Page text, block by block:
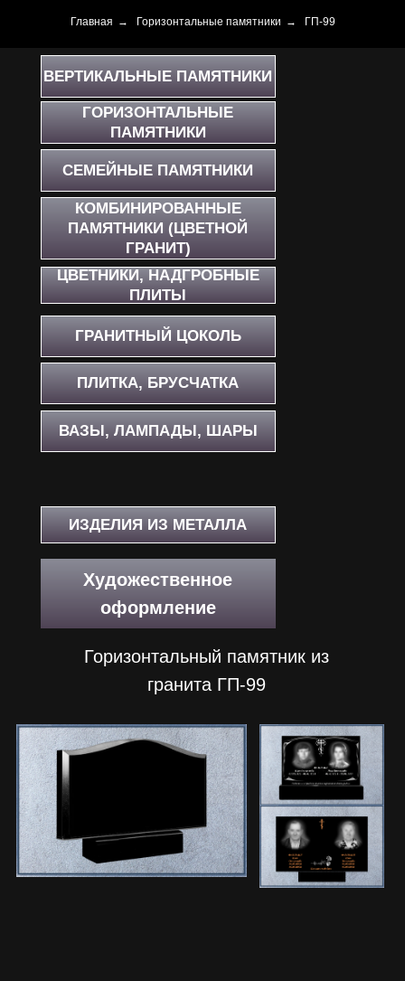
Главная → Горизонтальные памятники → ГП-99
КОМБИНИРОВАННЫЕ
ПАМЯТНИКИ (ЦВЕТНОЙ
ГРАНИТ)
ЦВЕТНИКИ, НАДГРОБНЫЕ
ПЛИТЫ
ИЗДЕЛИЯ ИЗ МЕТАЛЛА
ГРАНИТНЫЙ ЦОКОЛЬ
Художественное
оформление
СЕМЕЙНЫЕ ПАМЯТНИКИ
ГОРИЗОНТАЛЬНЫЕ
ПАМЯТНИКИ
ВЕРТИКАЛЬНЫЕ ПАМЯТНИКИ
ВАЗЫ, ЛАМПАДЫ, ШАРЫ
ПЛИТКА, БРУСЧАТКА
Горизонтальный памятник из
гранита ГП-99